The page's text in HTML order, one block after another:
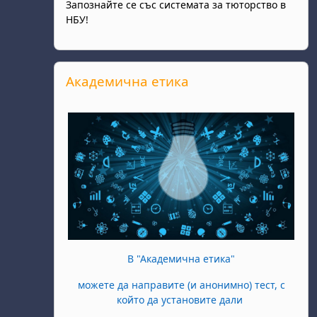
Запознайте се със системата за тюторство в
НБУ!
Прескочи Академична етика
Академична етика
В "Академична етика"
можете да направите (и анонимно) тест, с
който да установите дали